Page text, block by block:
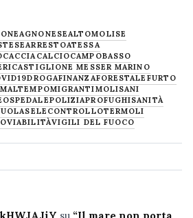
AGNONESEALTOMOLISE
ARRESTOATESSA
CACCIACALCIOCAMPOBASSO
CASTIGLIONE MESSER MARINO
DROGAFINANZAFORESTALE FURTO
MALTEMPOMIGRANTIMOLISANI
OSPEDALEPOLIZIAPROFUGHISANITÀ
SELECONTROLLOTERMOLI
VIABILITÀVIGILI DEL FUOCO